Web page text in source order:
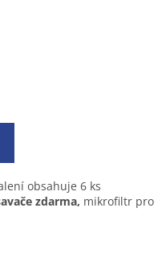
obsahuje 6 ks
zdarma, mikrofiltr pro